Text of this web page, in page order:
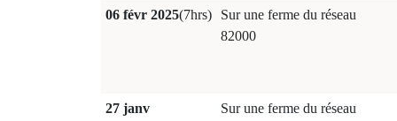
06 févr 2025(7hrs)
Sur une ferme du réseau
82000
27 janv
Sur une ferme du réseau